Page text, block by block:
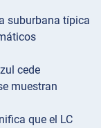
suburbana típica
cede
muestran
que el LC